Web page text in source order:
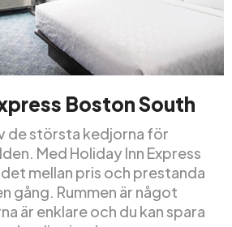
Boston South
de största kedjorna för
Med Holiday Inn Express
mellan pris och prestanda
gång. Rummen är något
är enklare och du kan spara